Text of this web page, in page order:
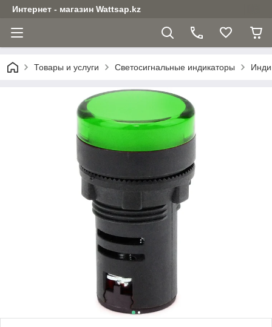
Интернет - магазин Wattsap.kz
Товары и услуги Светосигнальные индикаторы